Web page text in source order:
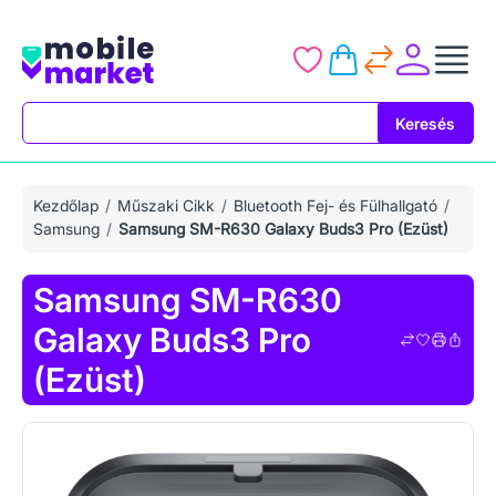
Keresés
Kezdőlap Műszaki Cikk
Bluetooth Fej- és Fülhallgató
Samsung
Samsung SM-R630 Galaxy Buds3 Pro (Ezüst)
Samsung SM-R630
Galaxy Buds3 Pro
(Ezüst)